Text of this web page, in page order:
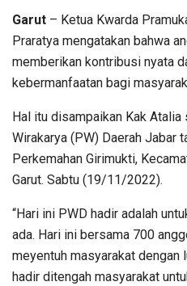
Garut – Ketua Kwarda
Praratya mengatakan bahwa
memberikan kontribusi nyata
kebermanfaatan bagi
Hal itu disampaikan Kak
Wirakarya (PW) Daerah Jabar
Perkemahan Girimukti,
Garut. Sabtu (19/11/2022).
“Hari ini PWD hadir adalah
ada. Hari ini bersama 700
meyentuh masyarakat dengan
hadir ditengah masyarakat